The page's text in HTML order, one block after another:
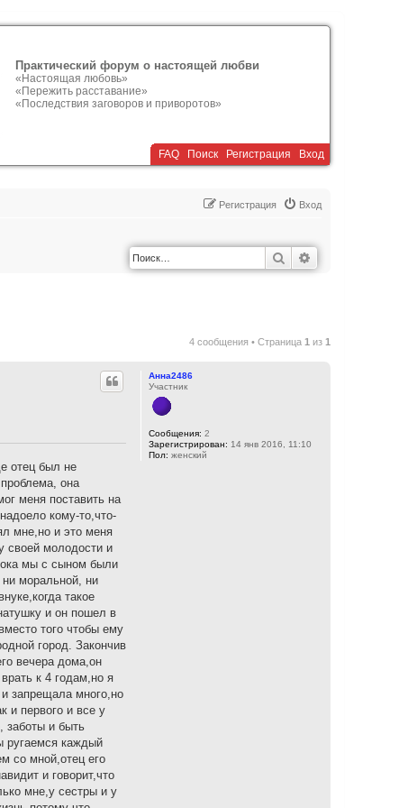
Практический форум о настоящей любви
«Настоящая любовь»
«Пережить расставание»
«Последствия заговоров и приворотов»
FAQ Поиск Регистрация Вход
Вход
Регистрация
Поиск
4 сообщения • Страница 1 из 1
Анна2486
Участник
Сообщения: 2
Зарегистрирован: 14 янв 2016, 11:10
Пол: женский
отец был не
она
меня поставить на
кому-то,что-
мне,но и это меня
своей молодости и
мы с сыном были
моральной, ни
такое
и он пошел в
того чтобы ему
город. Закончив
вечера дома,он
к 4 годам,но я
запрещала много,но
и первого и все у
заботы и быть
ругаемся каждый
со мной,отец его
и говорит,что
мне,у сестры и у